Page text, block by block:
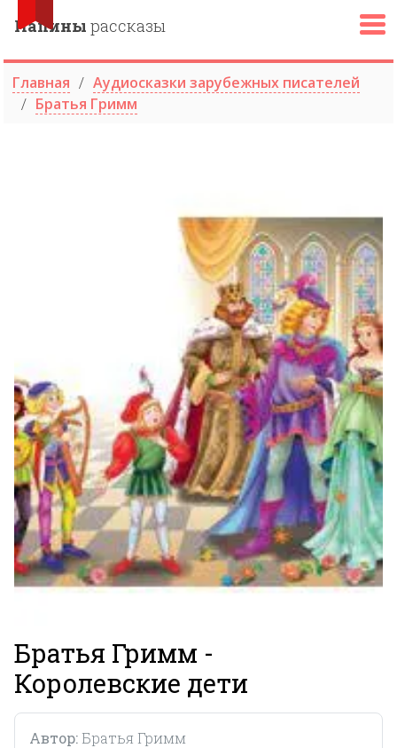
Папины рассказы
Главная
Аудиосказки зарубежных писателей
Братья Гримм
Братья Гримм -
Королевские дети
Автор: Братья Гримм